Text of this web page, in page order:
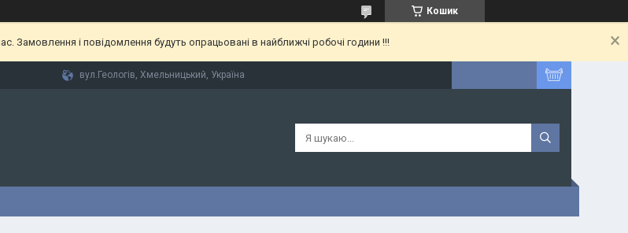
Кошик
Замовлення і повідомлення будуть опрацьовані в найближчі робочі години !!!
вул.Геологів, Хмельницький, Україна